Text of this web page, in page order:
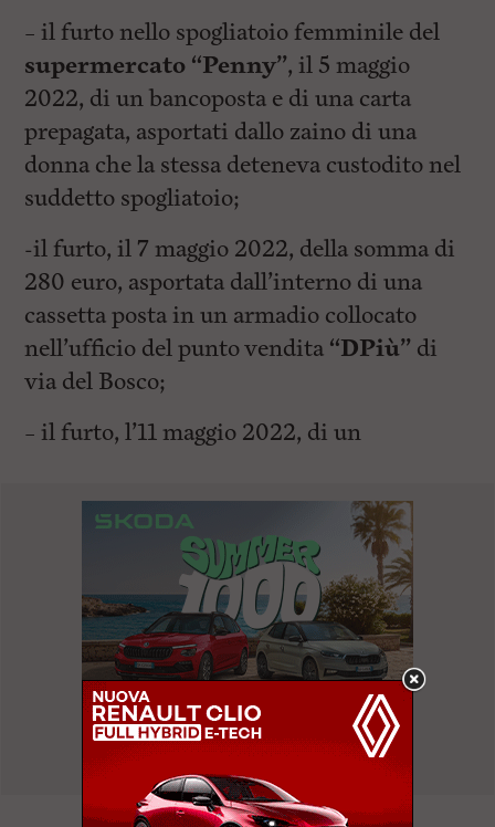
– il furto nello spogliatoio femminile del
supermercato “Penny”, il 5 maggio
2022, di un bancoposta e di una carta
prepagata, asportati dallo zaino di una
donna che la stessa deteneva custodito nel
suddetto spogliatoio;
-il furto, il 7 maggio 2022, della somma di
280 euro, asportata dall’interno di una
cassetta posta in un armadio collocato
nell’ufficio del punto vendita “DPiù” di
via del Bosco;
– il furto, l’11 maggio 2022, di un